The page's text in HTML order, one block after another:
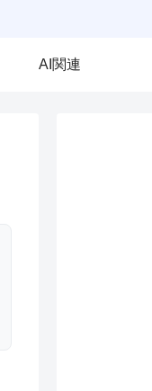
AI関連